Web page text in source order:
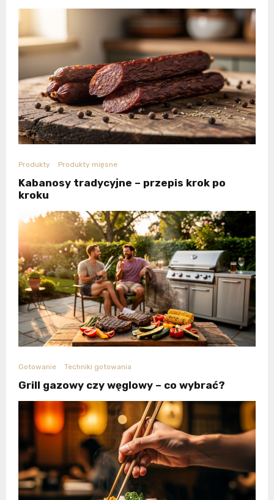
Produkty Produkty mięsne
Kabanosy tradycyjne – przepis krok po
kroku
Gotowanie Techniki gotowania
Grill gazowy czy węglowy – co wybrać?